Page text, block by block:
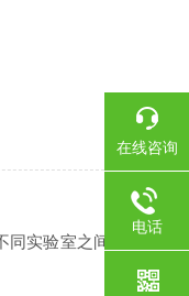
实验室之间
在线咨询
电话